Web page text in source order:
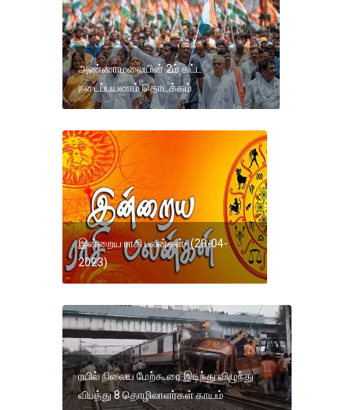
அண்ணாமலையின் 2ம் கட்ட
நடைப்பயணம் தொடக்கம்
இன்றைய ராசி பலன்கள்- (20-04-
2023)
ரயில் நிலைய மேற்கூரை இடிந்து விழுந்து
விபத்து 8 தொழிலாளர்கள் காயம்